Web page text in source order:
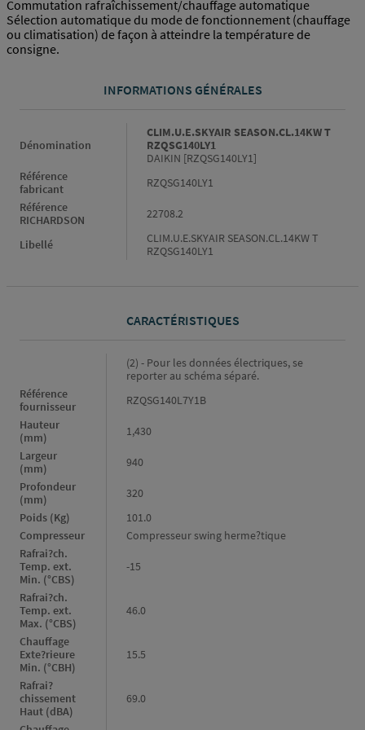
Commutation rafraîchissement/chauffage automatique
Sélection automatique du mode de fonctionnement (chauffage
ou climatisation) de façon à atteindre la température de
consigne.
INFORMATIONS GÉNÉRALES
Dénomination
CLIM.U.E.SKYAIR SEASON.CL.14KW T
RZQSG140LY1
DAIKIN [RZQSG140LY1]
Référence
fabricant
RZQSG140LY1
Référence
RICHARDSON
22708.2
Libellé
CLIM.U.E.SKYAIR SEASON.CL.14KW T
RZQSG140LY1
CARACTÉRISTIQUES
(2) - Pour les données électriques, se
reporter au schéma séparé.
Référence
fournisseur
RZQSG140L7Y1B
Hauteur
(mm)
1,430
Largeur
(mm)
940
Profondeur
(mm)
320
Poids (Kg)
101.0
Compresseur
Compresseur swing herme?tique
Rafrai?ch.
Temp. ext.
Min. (°CBS)
-15
Rafrai?ch.
Temp. ext.
Max. (°CBS)
46.0
Chauffage
Exte?rieure
Min. (°CBH)
15.5
Rafrai?
chissement
Haut (dBA)
69.0